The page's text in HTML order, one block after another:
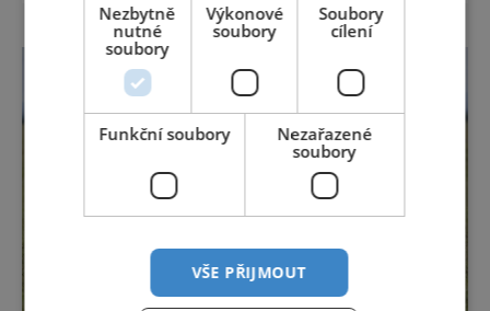
Hřenska a například z Prahy se tam dostanete
vlakem za pouhé dvě hodiny. I proto je
pravděpodobné, že v jeho bazénech
Nezbytně
nutné
soubory
Výkonové
soubory
Soubory
cílení
Funkční soubory
Nezařazené
soubory
VŠE PŘIJMOUT